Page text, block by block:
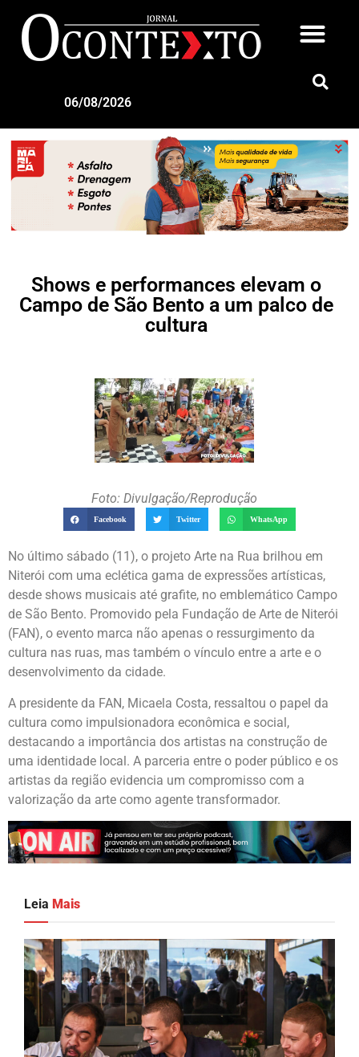
06/08/2026
Shows e performances elevam o
Campo de São Bento a um palco de
cultura
Foto: Divulgação/Reprodução
Facebook Twitter WhatsApp
No último sábado (11), o projeto Arte na Rua brilhou em
Niterói com uma eclética gama de expressões artísticas,
desde shows musicais até grafite, no emblemático Campo
de São Bento. Promovido pela Fundação de Arte de Niterói
(FAN), o evento marca não apenas o ressurgimento da
cultura nas ruas, mas também o vínculo entre a arte e o
desenvolvimento da cidade.
A presidente da FAN, Micaela Costa, ressaltou o papel da
cultura como impulsionadora econômica e social,
destacando a importância dos artistas na construção de
uma identidade local. A parceria entre o poder público e os
artistas da região evidencia um compromisso com a
valorização da arte como agente transformador.
Leia Mais